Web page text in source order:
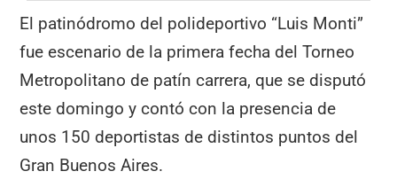
El patinódromo del polideportivo “Luis Monti”
fue escenario de la primera fecha del Torneo
Metropolitano de patín carrera, que se disputó
este domingo y contó con la presencia de
unos 150 deportistas de distintos puntos del
Gran Buenos Aires.